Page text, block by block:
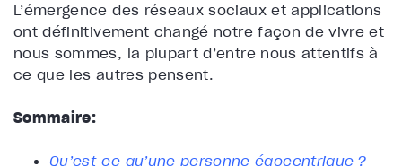
L’émergence des réseaux sociaux et applications
ont définitivement changé notre façon de vivre et
nous sommes, la plupart d’entre nous attentifs à
ce que les autres pensent.
Sommaire:
Qu’est-ce qu’une personne égocentrique ?